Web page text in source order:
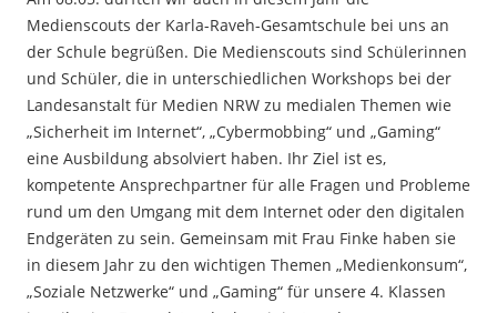
Medienscouts der Karla-Raveh-Gesamtschule bei uns an
der Schule begrüßen. Die Medienscouts sind Schülerinnen
und Schüler, die in unterschiedlichen Workshops bei der
Landesanstalt für Medien NRW zu medialen Themen wie
„Sicherheit im Internet“, „Cybermobbing“ und „Gaming“
eine Ausbildung absolviert haben. Ihr Ziel ist es,
kompetente Ansprechpartner für alle Fragen und Probleme
rund um den Umgang mit dem Internet oder den digitalen
Endgeräten zu sein. Gemeinsam mit Frau Finke haben sie
in diesem Jahr zu den wichtigen Themen „Medienkonsum“,
„Soziale Netzwerke“ und „Gaming“ für unsere 4. Klassen